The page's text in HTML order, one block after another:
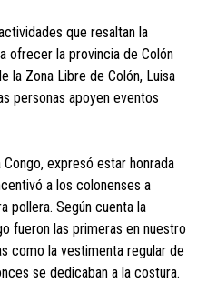
que resaltan la
ofrecer la provincia de Colón
la Zona Libre de Colón, Luisa
personas apoyen eventos
expresó estar honrada
a los colonenses a
pollera. Según cuenta la
fueron las primeras en nuestro
como la vestimenta regular de
se dedicaban a la costura.